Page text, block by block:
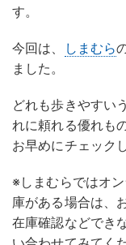
す。
今回は、 しまむら
ました。
どれも歩きやすい
れに頼れる優れも
お早めにチェック
※しまむらではオ
庫がある場合は、
在庫確認などでき